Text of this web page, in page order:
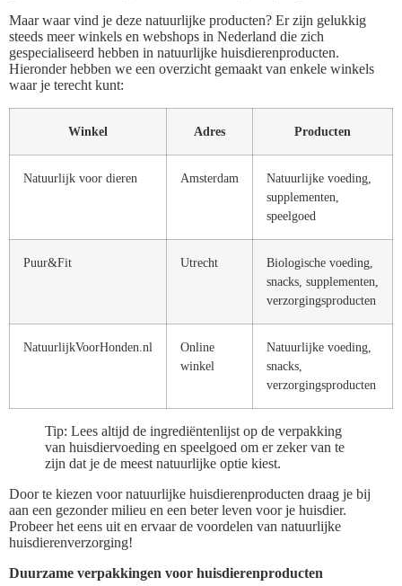
Maar waar vind je deze natuurlijke producten? Er zijn gelukkig
steeds meer winkels en webshops in Nederland die zich
gespecialiseerd hebben in natuurlijke huisdierenproducten.
Hieronder hebben we een overzicht gemaakt van enkele winkels
waar je terecht kunt:
Winkel Adres Producten
Natuurlijk voor dieren Amsterdam
Natuurlijke voeding,
supplementen,
speelgoed
Puur&Fit Utrecht
Biologische voeding,
snacks, supplementen,
verzorgingsproducten
NatuurlijkVoorHonden.nl
Online
winkel
Natuurlijke voeding,
snacks,
verzorgingsproducten
Tip: Lees altijd de ingrediëntenlijst op de verpakking
van huisdiervoeding en speelgoed om er zeker van te
zijn dat je de meest natuurlijke optie kiest.
Door te kiezen voor natuurlijke huisdierenproducten draag je bij
aan een gezonder milieu en een beter leven voor je huisdier.
Probeer het eens uit en ervaar de voordelen van natuurlijke
huisdierenverzorging!
Duurzame verpakkingen voor huisdierenproducten